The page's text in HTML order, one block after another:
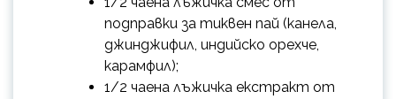
подправки за тиквен пай (канела,
джинджифил, индийско орехче,
карамфил);
1/2 чаена лъжичка екстракт от